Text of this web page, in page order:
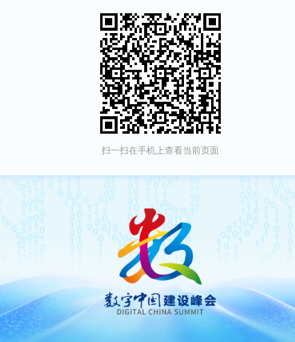
扫一扫在手机上查看当前页面